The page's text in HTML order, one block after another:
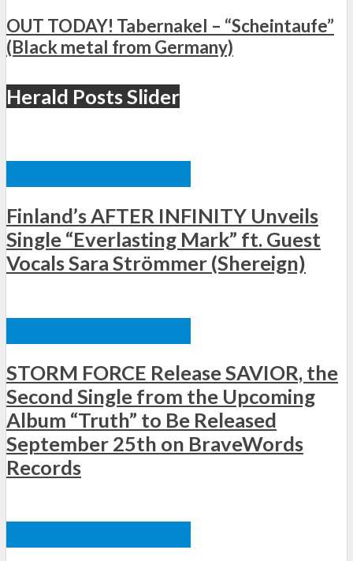
OUT TODAY! Tabernakel – “Scheintaufe”
(Black metal from Germany)
Herald Posts Slider
Finland’s AFTER INFINITY Unveils
Single “Everlasting Mark” ft. Guest
Vocals Sara Strömmer (Shereign)
STORM FORCE Release SAVIOR, the
Second Single from the Upcoming
Album “Truth” to Be Released
September 25th on BraveWords
Records